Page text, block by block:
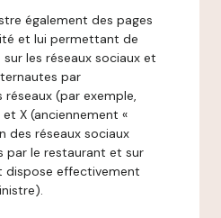
également des pages
et lui permettant de
les réseaux sociaux et
par
(par exemple,
X (anciennement «
des réseaux sociaux
par le restaurant et sur
dispose effectivement